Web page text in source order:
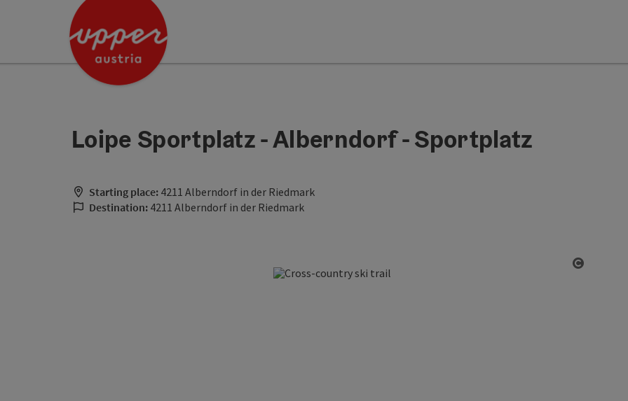
Accesskey
Accesskey
Loipe Sportplatz - Alberndorf - Sportplatz
Starting place: 4211 Alberndorf in der Riedmark
Destination: 4211 Alberndorf in der Riedmark